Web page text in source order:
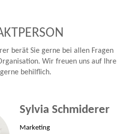
berät Sie gerne bei allen Fragen
Wir freuen uns auf Ihre
behilflich.
Sylvia Schmiderer
Marketing